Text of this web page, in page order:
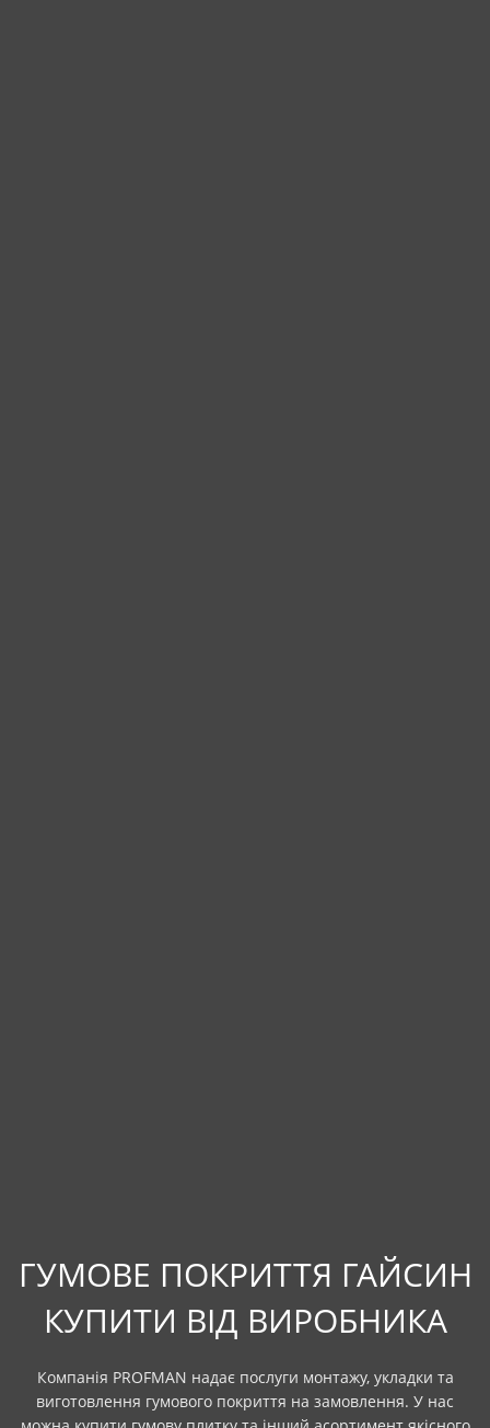
ГУМОВЕ ПОКРИТТЯ ГАЙСИН
КУПИТИ ВІД ВИРОБНИКА
Компанія PROFMAN надає послуги монтажу, укладки та
виготовлення гумового покриття на замовлення. У нас